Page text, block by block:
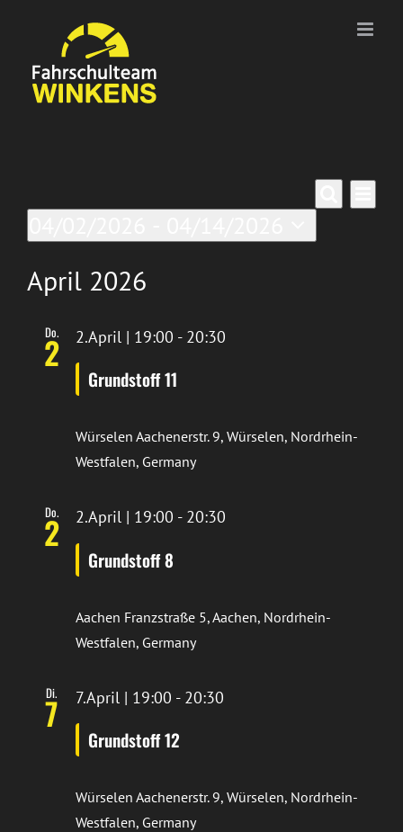
springen
Veranstaltungen
Suche
Suche
Datum
wählen.
April 2026
Do.
2
Grundstoff 11
2.April | 19:00 - 20:30
Würselen Aachenerstr. 9, Würselen, Nordrhein-
Westfalen, Germany
Do.
2
Grundstoff 8
2.April | 19:00 - 20:30
Aachen Franzstraße 5, Aachen, Nordrhein-
Westfalen, Germany
Di.
7
Grundstoff 12
7.April | 19:00 - 20:30
Würselen Aachenerstr. 9, Würselen, Nordrhein-
Westfalen, Germany